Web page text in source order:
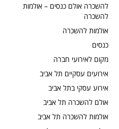
להשכרה אולם כנסים – אולמות
להשכרה
אולמות להשכרה
כנסים
מקום לאירועי חברה
אירועים עסקיים תל אביב
אירוע עסקי בתל אביב
אולם להשכרה תל אביב
אולמות להשכרה תל אביב